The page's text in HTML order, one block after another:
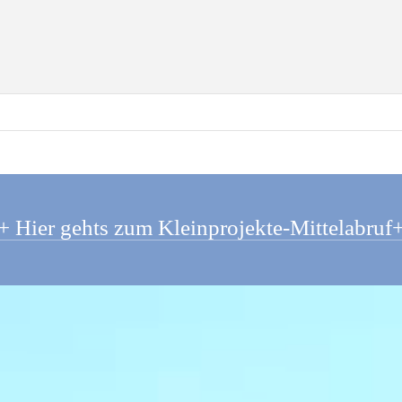
Hier gehts zum Kleinprojekte-